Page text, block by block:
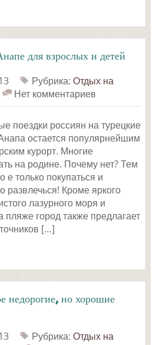
для взрослых и детей
Рубрика: Отдых на
Нет комментариев
поездки россиян на турецкие
остается популярнейшим
курорт. Многие
на родине. Почему нет? Тем
только покупаться и
развлечься! Кроме яркого
лазурного моря и
пляже город также предлагает
[…]
недорогие, но хорошие
Рубрика: Отдых на